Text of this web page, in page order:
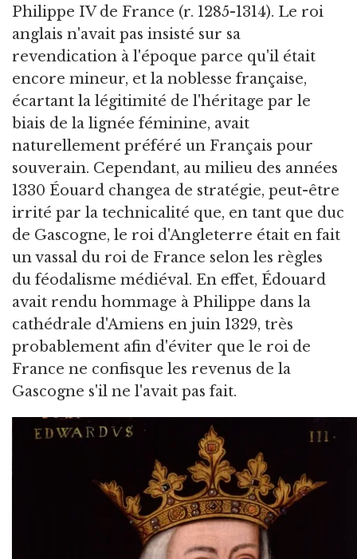
Philippe IV de France (r. 1285-1314). Le roi
anglais n'avait pas insisté sur sa
revendication à l'époque parce qu'il était
encore mineur, et la noblesse française,
écartant la légitimité de l'héritage par le
biais de la lignée féminine, avait
naturellement préféré un Français pour
souverain. Cependant, au milieu des années
1330 Éouard changea de stratégie, peut-être
irrité par la technicalité que, en tant que duc
de Gascogne, le roi d'Angleterre était en fait
un vassal du roi de France selon les règles
du féodalisme médiéval. En effet, Édouard
avait rendu hommage à Philippe dans la
cathédrale d'Amiens en juin 1329, très
probablement afin d'éviter que le roi de
France ne confisque les revenus de la
Gascogne s'il ne l'avait pas fait.